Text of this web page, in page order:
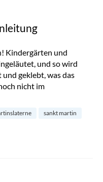
Kindergärten und
und so wird
und geklebt, was das
nicht im
mit Anleitung“
sankt martin